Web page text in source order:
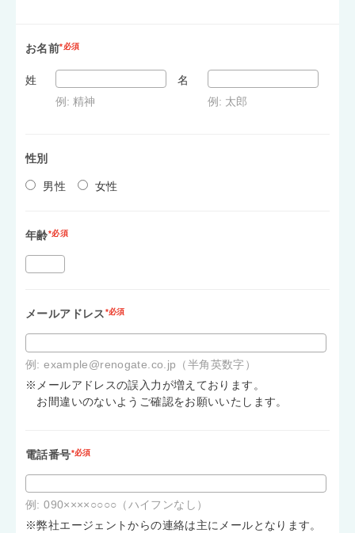
お名前*必須
姓
例: 精神
名
例: 太郎
性別
男性 女性
年齢*必須
メールアドレス*必須
例: example@renogate.co.jp（半角英数字）
※メールアドレスの誤入力が増えております。
お間違いのないようご確認をお願いいたします。
電話番号*必須
例: 090××××○○○○（ハイフンなし）
※弊社エージェントからの連絡は主にメールとなります。